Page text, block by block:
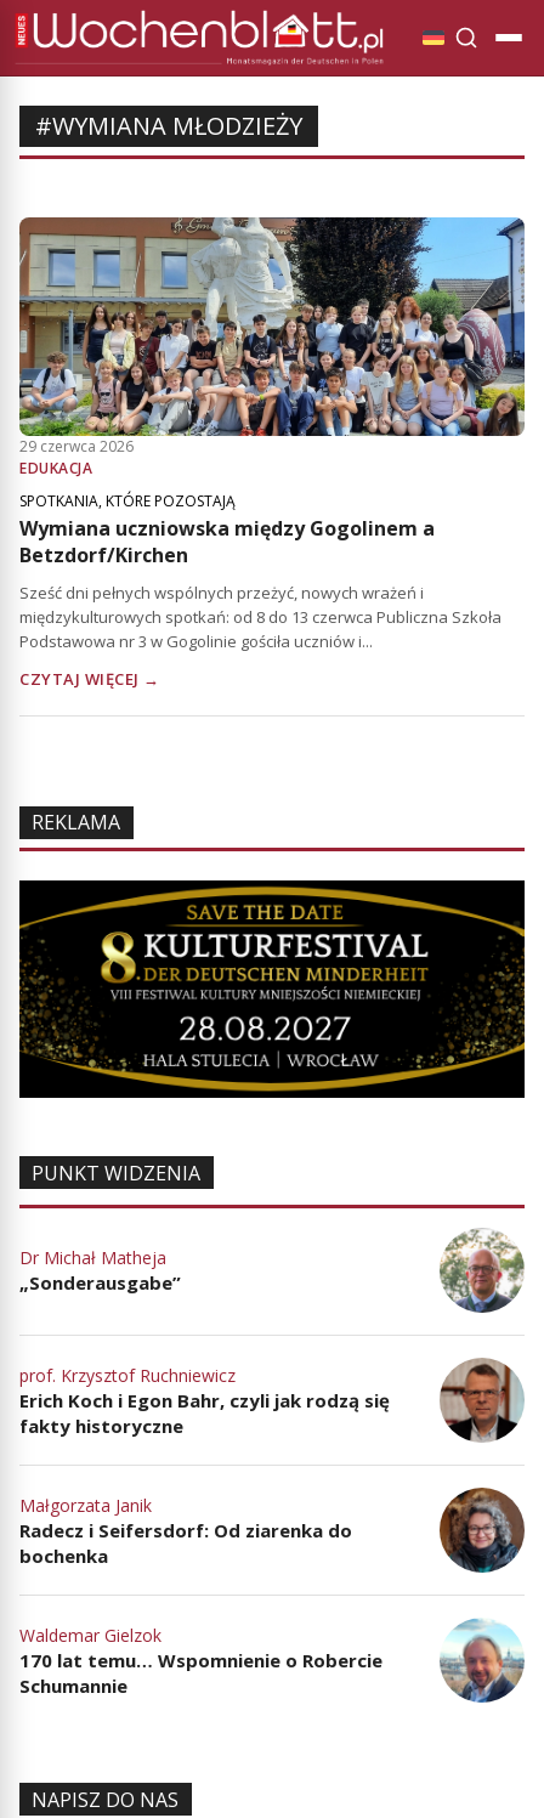
#WYMIANA MŁODZIEŻY
29 czerwca 2026
EDUKACJA
SPOTKANIA, KTÓRE POZOSTAJĄ
Wymiana uczniowska między Gogolinem a
Betzdorf/Kirchen
Sześć dni pełnych wspólnych przeżyć, nowych wrażeń i
międzykulturowych spotkań: od 8 do 13 czerwca Publiczna Szkoła
Podstawowa nr 3 w Gogolinie gościła uczniów i...
CZYTAJ WIĘCEJ →
REKLAMA
PUNKT WIDZENIA
Dr Michał Matheja
„Sonderausgabe”
prof. Krzysztof Ruchniewicz
Erich Koch i Egon Bahr, czyli jak rodzą się
fakty historyczne
Małgorzata Janik
Radecz i Seifersdorf: Od ziarenka do
bochenka
Waldemar Gielzok
170 lat temu… Wspomnienie o Robercie
Schumannie
NAPISZ DO NAS